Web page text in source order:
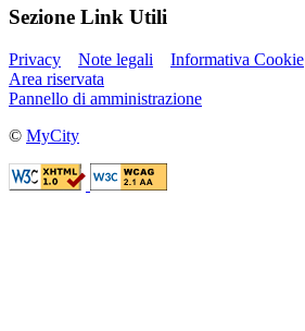
Sezione Link Utili
Privacy Note legali
Informativa Cookie
Area riservata
Pannello di amministrazione
© MyCity